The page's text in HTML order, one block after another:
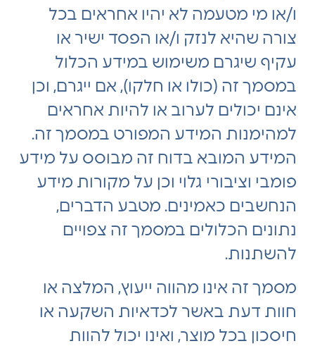
ו/או מי מטעמה לא יהיו אחראים בכל
צורה שהיא לנזק ו/או הפסד ישיר או
עקיף שיגרם משימוש במידע הכלול
במסמך זה (כולו או חלקו), אם ייגרם, וכן
אינם יכולים לערוב או להיות אחראים
למהימנות המידע המפורט במסמך זה.
המידע המובא בדוח זה מבוסס על מידע
פומבי וציבורי גלוי וכן על מקורות מידע
הנחשבים כאמינים. מטבע הדברים,
נתונים הכלולים במסמך זה צפויים
להשתנות.
מסמך זה אינו מהווה ייעוץ, המלצה או
חוות דעת באשר לכדאיות השקעה או
חיסכון בכל מוצר, ואינו יכול להוות